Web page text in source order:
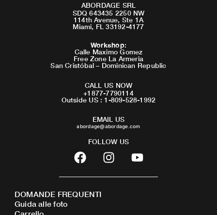
ABORDAGE SRL
SDQ 643435 2250 NW
114th Avenue, Ste 1A
Miami, FL 33192-4177
Workshop:
Calle Maximo Gomez
Free Zone La Armeria
San Cristóbal – Dominican Republic
CALL US NOW
+1877-7790114
Outside US : 1-809-528-1992
EMAIL US
abordage@abordage.com
FOLLOW US
F
a
c
b
I
n
s
Y
o
u
DOMANDE FREQUENTI
Guida alle foto